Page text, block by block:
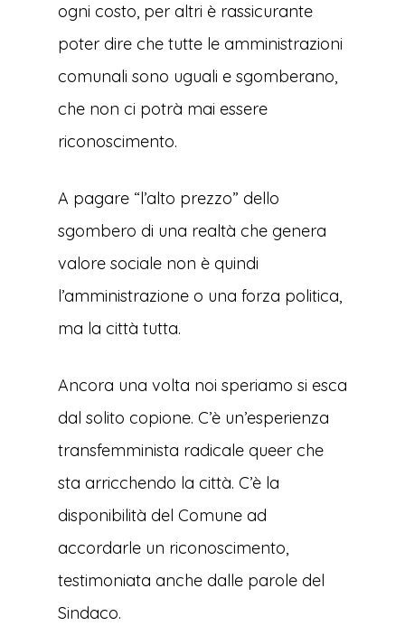
ogni costo, per altri è rassicurante
poter dire che tutte le amministrazioni
comunali sono uguali e sgomberano,
che non ci potrà mai essere
riconoscimento.
A pagare “l’alto prezzo” dello
sgombero di una realtà che genera
valore sociale non è quindi
l’amministrazione o una forza politica,
ma la città tutta.
Ancora una volta noi speriamo si esca
dal solito copione. C’è un’esperienza
transfemminista radicale queer che
sta arricchendo la città. C’è la
disponibilità del Comune ad
accordarle un riconoscimento,
testimoniata anche dalle parole del
Sindaco.